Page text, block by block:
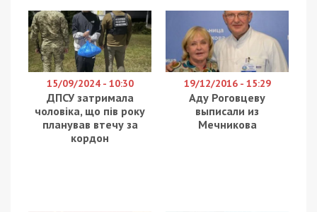
Вночі ворог влучив безпілотниками по Межівській